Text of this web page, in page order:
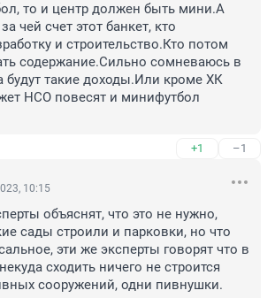
то и центр должен быть мини.А
чей счет этот банкет, кто
и строительство.Кто потом
содержание.Сильно сомневаюсь в
будут такие доходы.Или кроме ХК
НСО повесят и минифутбол
+1 –1
10:15
объяснят, что это не нужно,
сады строили и парковки, но что
эти же эксперты говорят что в
сходить ничего не строится
сооружений, одни пивнушки.